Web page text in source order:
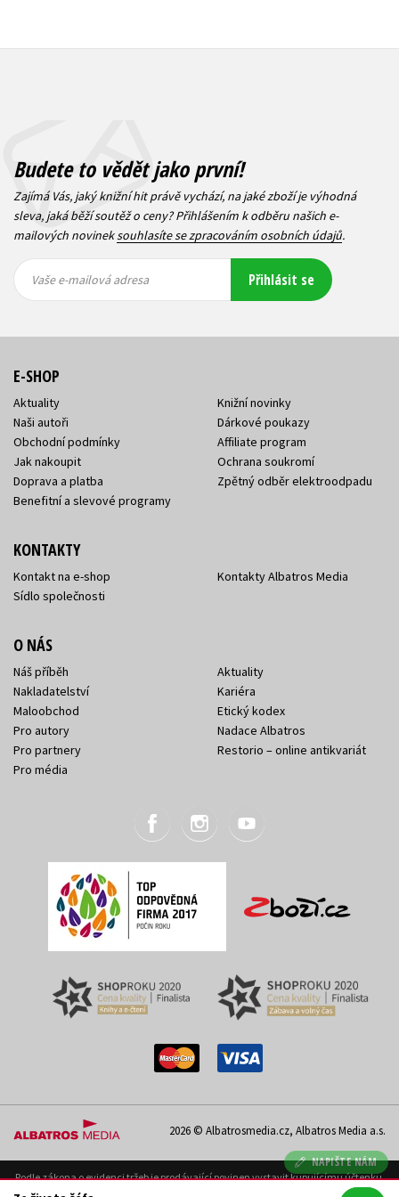
NAPIŠTE NÁM
Budete to vědět jako první!
Zajímá Vás, jaký knižní hit právě vychází, na jaké zboží je výhodná
sleva, jaká běží soutěž o ceny? Přihlášením k odběru našich e-
mailových novineksouhlasíte se zpracováním osobních údajů.
mailová
mailová
Vaše e-mailová adresa Přihlásit se
E-SHOP
Aktuality
Naši autoři
Obchodní podmínky
Jak nakoupit
Doprava a platba
Benefitní a slevové programy
Knižní novinky
Dárkové poukazy
Affiliate program
Ochrana soukromí
Zpětný odběr elektroodpadu
KONTAKTY
Kontakt na e-shop
Sídlo společnosti
Kontakty Albatros Media
O NÁS
Náš příběh
Nakladatelství
Maloobchod
Pro autory
Pro partnery
Pro média
Aktuality
Kariéra
Etický kodex
Nadace Albatros
Restorio – online antikvariát
2026 © Albatrosmedia.cz, Albatros Media a.s.
Podle zákona o evidenci tržeb je prodávající povinen vystavit kupujícímu účtenku.
Zároveň je povinen zaevidovat přijatou tržbu u správce daně on-line; v případě